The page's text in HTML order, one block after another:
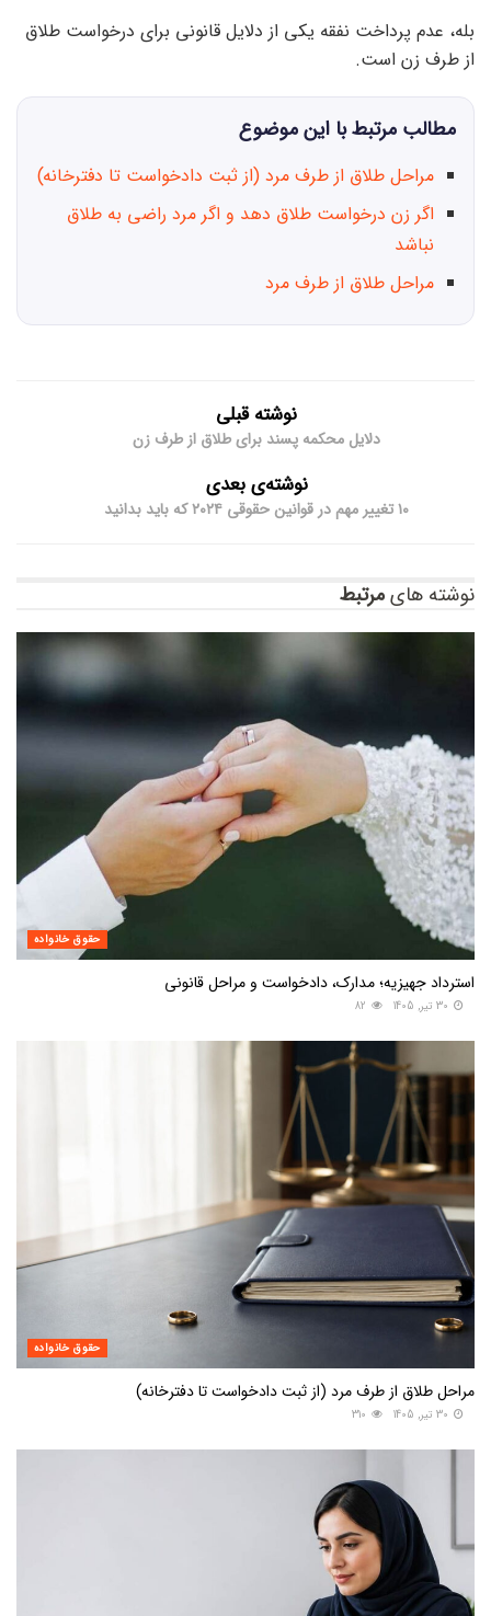
بله، عدم پرداخت نفقه یکی از دلایل قانونی برای درخواست طلاق
از طرف زن است.
مطالب مرتبط با این موضوع
مراحل طلاق از طرف مرد (از ثبت دادخواست تا دفترخانه)
اگر زن درخواست طلاق دهد و اگر مرد راضی به طلاق
نباشد
مراحل طلاق از طرف مرد
نوشته قبلی
دلایل محکمه‌ پسند برای طلاق از طرف زن
نوشته‌ی بعدی
۱۰ تغییر مهم در قوانین حقوقی ۲۰۲۴ که باید بدانید
نوشته هایمرتبط
حقوق خانواده
استرداد جهیزیه؛ مدارک، دادخواست و مراحل قانونی
حقوق خانواده
مراحل طلاق از طرف مرد (از ثبت دادخواست تا دفترخانه)